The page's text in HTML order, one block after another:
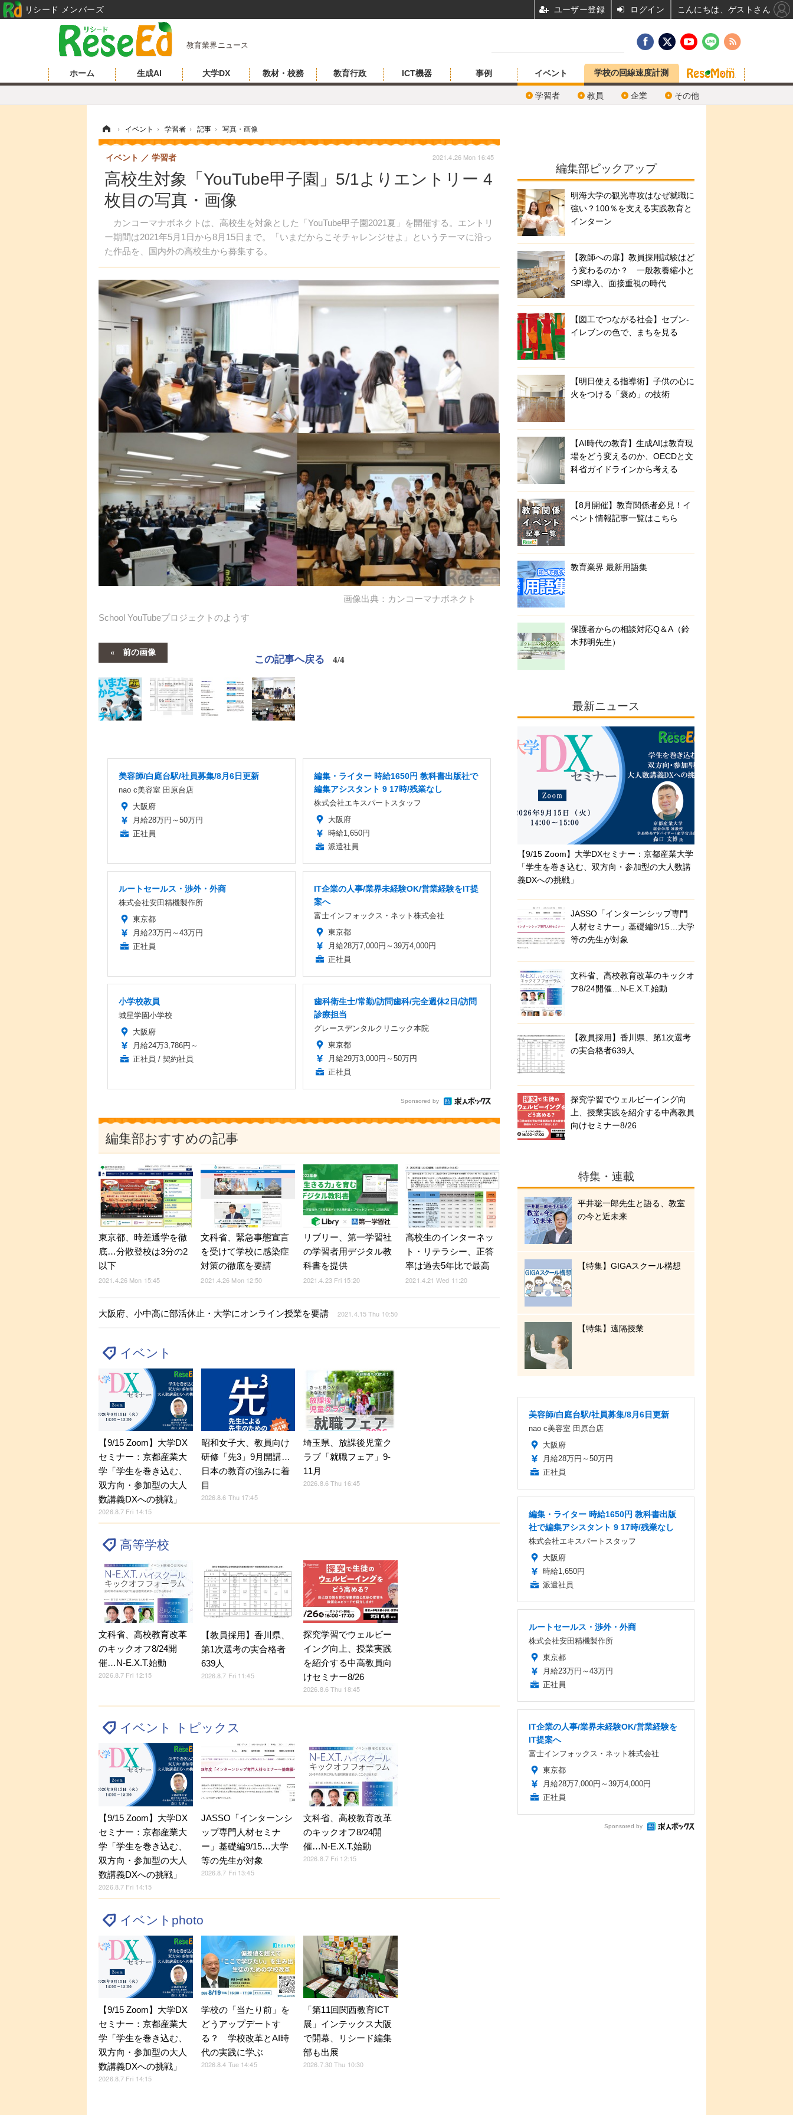
教育業界ニュース
ホーム 生成AI 大学DX 教材・校務 教育行政 ICT機器 事例 イベント
学習者 教員 企業 その他
学校の回線速度計測
› イベント › 学習者 › 記事 › 写真・画像
高校生対象「YouTube甲子園」5/1よりエントリー 4
枚目の写真・画像
カンコーマナボネクトは、高校生を対象とした「YouTube甲子園2021夏」を開催する。エントリ
ー期間は2021年5月1日から8月15日まで。「いまだからこそチャレンジせよ」というテーマに沿っ
た作品を、国内外の高校生から募集する。
イベント 学習者 2021.4.26 Mon 16:45
画像出典：カンコーマナボネクト
School YouTubeプロジェクトのようす
前の画像
この記事へ戻る 4/4
美容師/白庭台駅/社員募集/8月6日更新
nao c美容室 田原台店
大阪府
月給28万円～50万円
正社員
編集・ライター 時給1650円 教科書出版社で
編集アシスタント 9 17時/残業なし
株式会社エキスパートスタッフ
大阪府
時給1,650円
派遣社員
ルートセールス・渉外・外商
株式会社安田精機製作所
東京都
月給23万円～43万円
正社員
IT企業の人事/業界未経験OK/営業経験をIT提
案へ
富士インフォックス・ネット株式会社
東京都
月給28万7,000円～39万4,000円
正社員
小学校教員
城星学園小学校
大阪府
月給24万3,786円～
正社員 / 契約社員
歯科衛生士/常勤/訪問歯科/完全週休2日/訪問
診療担当
グレースデンタルクリニック本院
東京都
月給29万3,000円～50万円
正社員
Sponsored by
編集部おすすめの記事
東京都、時差通学を徹
底…分散登校は3分の2
以下
2021.4.26 Mon 15:45
文科省、緊急事態宣言
を受けて学校に感染症
対策の徹底を要請
2021.4.26 Mon 12:50
リブリー、第一学習社
の学習者用デジタル教
科書を提供
2021.4.23 Fri 15:20
高校生のインターネッ
ト・リテラシー、正答
率は過去5年比で最高
2021.4.21 Wed 11:20
大阪府、小中高に部活休止・大学にオンライン授業を要請 2021.4.15 Thu 10:50
イベント
【9/15 Zoom】大学DX
セミナー：京都産業大
学「学生を巻き込む、
双方向・参加型の大人
数講義DXへの挑戦」
2026.8.7 Fri 14:15
昭和女子大、教員向け
研修「先3」9月開講…
日本の教育の強みに着
目
2026.8.6 Thu 17:45
埼玉県、放課後児童ク
ラブ「就職フェア」9-
11月
2026.8.6 Thu 16:45
高等学校
文科省、高校教育改革
のキックオフ8/24開
催…N-E.X.T.始動
2026.8.7 Fri 12:15
【教員採用】香川県、
第1次選考の実合格者
639人
2026.8.7 Fri 11:45
探究学習でウェルビー
イング向上、授業実践
を紹介する中高教員向
けセミナー8/26
2026.8.6 Thu 18:45
イベント トピックス
【9/15 Zoom】大学DX
セミナー：京都産業大
学「学生を巻き込む、
双方向・参加型の大人
数講義DXへの挑戦」
2026.8.7 Fri 14:15
JASSO「インターンシ
ップ専門人材セミナ
ー」基礎編9/15…大学
等の先生が対象
2026.8.7 Fri 13:45
文科省、高校教育改革
のキックオフ8/24開
催…N-E.X.T.始動
2026.8.7 Fri 12:15
イベントphoto
【9/15 Zoom】大学DX
セミナー：京都産業大
学「学生を巻き込む、
双方向・参加型の大人
数講義DXへの挑戦」
2026.8.7 Fri 14:15
学校の「当たり前」を
どうアップデートす
る？ 学校改革とAI時
代の実践に学ぶ
2026.8.4 Tue 14:45
「第11回関西教育ICT
展」インテックス大阪
で開幕、リシード編集
部も出展
2026.7.30 Thu 10:30
編集部ピックアップ
明海大学の観光専攻はなぜ就職に
強い？100％を支える実践教育と
インターン
【教師への扉】教員採用試験はど
う変わるのか？ 一般教養縮小と
SPI導入、面接重視の時代
【図工でつながる社会】セブン‐
イレブンの色で、まちを見る
【明日使える指導術】子供の心に
火をつける「褒め」の技術
【AI時代の教育】生成AIは教育現
場をどう変えるのか、OECDと文
科省ガイドラインから考える
【8月開催】教育関係者必見！イ
ベント情報記事一覧はこちら
教育業界 最新用語集
保護者からの相談対応Q＆A（鈴
木邦明先生）
最新ニュース
【9/15 Zoom】大学DXセミナー：京都産業大学
「学生を巻き込む、双方向・参加型の大人数講
義DXへの挑戦」
JASSO「インターンシップ専門
人材セミナー」基礎編9/15…大学
等の先生が対象
文科省、高校教育改革のキックオ
フ8/24開催…N-E.X.T.始動
【教員採用】香川県、第1次選考
の実合格者639人
探究学習でウェルビーイング向
上、授業実践を紹介する中高教員
向けセミナー8/26
特集・連載
平井聡一郎先生と語る、教室
の今と近未来
【特集】GIGAスクール構想
【特集】遠隔授業
美容師/白庭台駅/社員募集/8月6日更新
nao c美容室 田原台店
大阪府
月給28万円～50万円
正社員
編集・ライター 時給1650円 教科書出版
社で編集アシスタント 9 17時/残業なし
株式会社エキスパートスタッフ
大阪府
時給1,650円
派遣社員
ルートセールス・渉外・外商
株式会社安田精機製作所
東京都
月給23万円～43万円
正社員
IT企業の人事/業界未経験OK/営業経験を
IT提案へ
富士インフォックス・ネット株式会社
東京都
月給28万7,000円～39万4,000円
正社員
Sponsored by
リシード メンバーズ ユーザー登録 ログイン こんにちは、ゲストさん